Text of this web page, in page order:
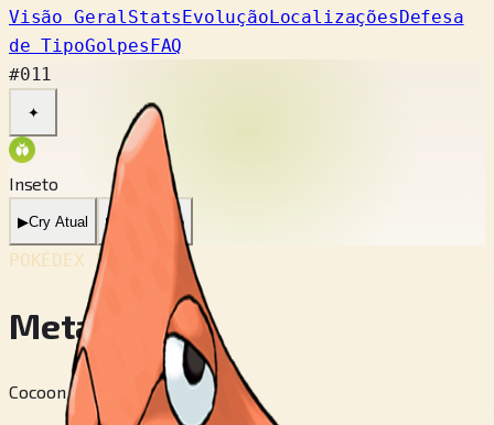
Visão GeralStatsEvoluçãoLocalizaçõesDefesa
de TipoGolpesFAQ
#011
✦
Inseto
▶Cry Atual ▶ Cry Antigo
POKÉDEX No.
Metapod
Cocoon Pokémon